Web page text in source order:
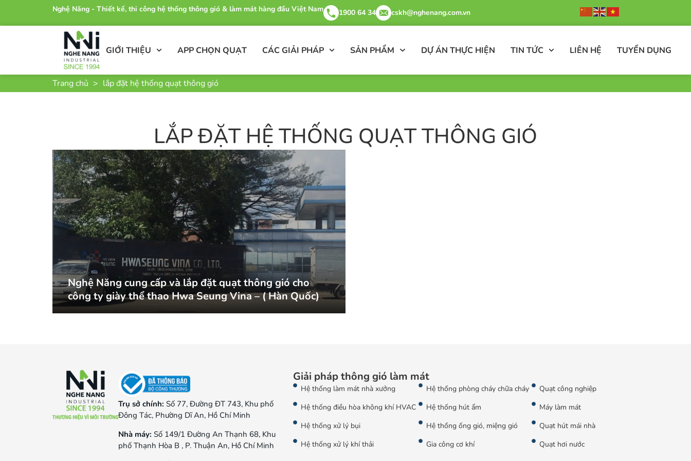
Nghệ Năng - Thiết kế, thi công hệ thống thông gió & làm mát hàng đầu Việt Nam 1900 64 34 cskh@nghenang.com.vn
GIỚI THIỆU APP CHỌN QUẠT CÁC GIẢI PHÁP SẢN PHẨM DỰ ÁN THỰC HIỆN TIN TỨC LIÊN HỆ TUYỂN DỤNG
Trang chủ > lắp đặt hệ thống quạt thông gió
LẮP ĐẶT HỆ THỐNG QUẠT THÔNG GIÓ
Nghệ Năng cung cấp và lắp đặt quạt thông gió cho
công ty giày thể thao Hwa Seung Vina – ( Hàn Quốc)
Trụ sở chính: Số 77, Đường ĐT 743, Khu phố
Đông Tác, Phường Dĩ An, Hồ Chí Minh
Nhà máy: Số 149/1 Đường An Thạnh 68, Khu
phố Thạnh Hòa B , P. Thuận An, Hồ Chí Minh
Giải pháp thông gió làm mát
Hệ thống làm mát nhà xưởng
Hệ thống điều hòa không khí HVAC
Hệ thống xử lý bụi
Hệ thống xử lý khí thải
Hệ thống phòng cháy chữa cháy
Hệ thống hút ẩm
Hệ thống ống gió, miệng gió
Gia công cơ khí
Quạt công nghiệp
Máy làm mát
Quạt hút mái nhà
Quạt hơi nước